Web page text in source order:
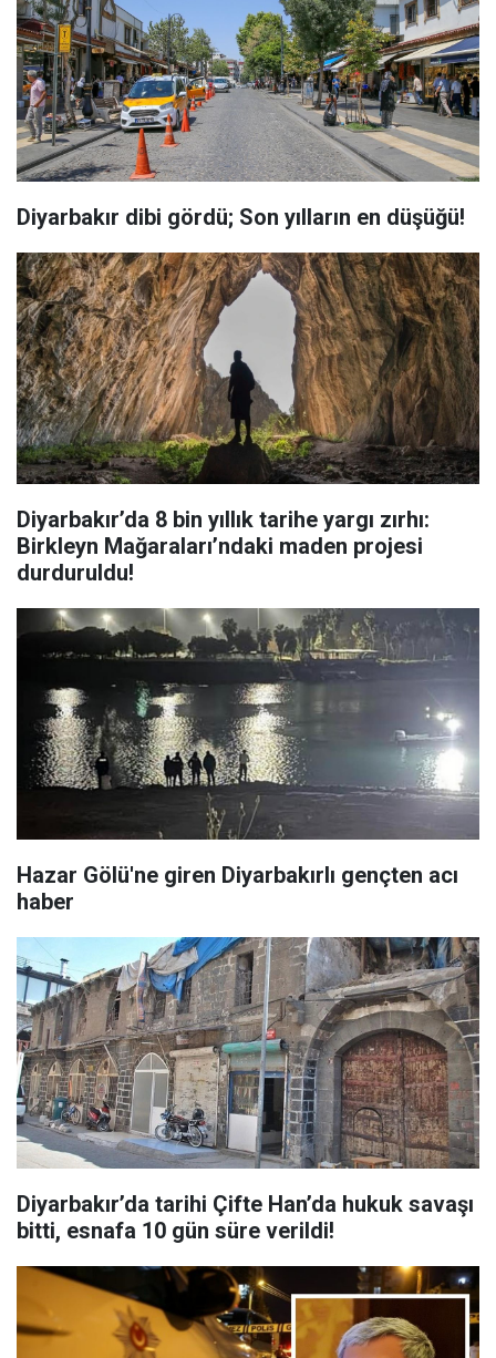
Diyarbakır dibi gördü; Son yılların en düşüğü!
Diyarbakır’da 8 bin yıllık tarihe yargı zırhı:
Birkleyn Mağaraları’ndaki maden projesi
durduruldu!
Hazar Gölü'ne giren Diyarbakırlı gençten acı
haber
Diyarbakır’da tarihi Çifte Han’da hukuk savaşı
bitti, esnafa 10 gün süre verildi!